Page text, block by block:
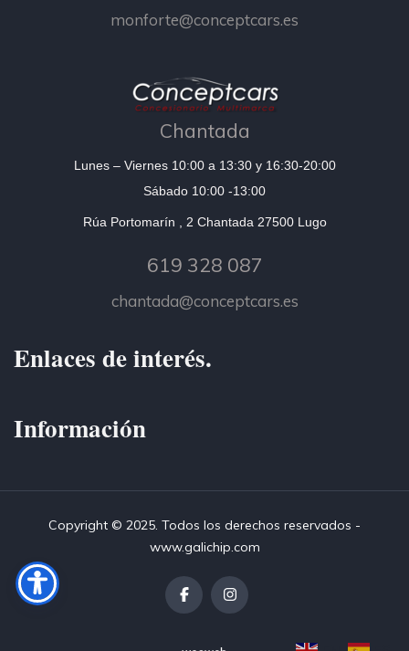
monforte@conceptcars.es
Chantada
Lunes – Viernes 10:00 a 13:30 y 16:30-20:00
Sábado 10:00 -13:00
Rúa Portomarín , 2 Chantada 27500 Lugo
619 328 087
chantada@conceptcars.es
Enlaces de interés.
Información
Copyright © 2025. Todos los derechos reservados -
www.galichip.com